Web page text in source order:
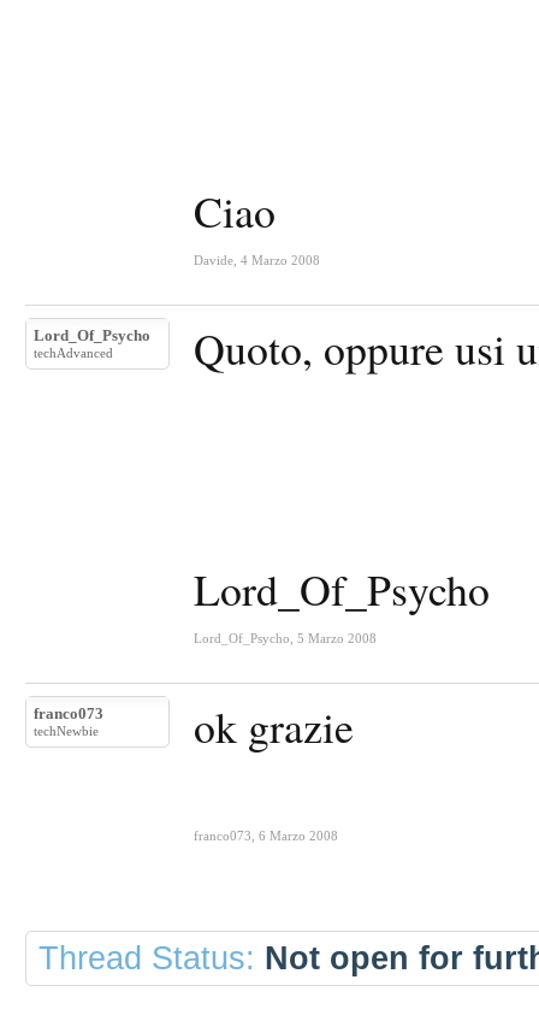
Ciao
Davide 4 Marzo 2008
Lord_Of_Psycho
techAdvanced Quoto, oppure usi
Lord_Of_Psycho
Lord_Of_Psycho 5 Marzo 2008
franco073
techNewbie ok grazie
franco073 6 Marzo 2008
Thread Status: Not open for